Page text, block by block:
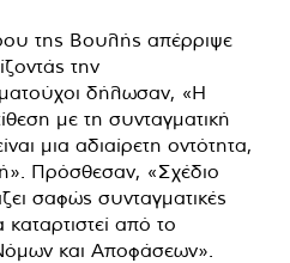
της Βουλής απέρριψε
την
δήλωσαν, «Η
με τη συνταγματική
μια αδιαίρετη οντότητα,
Πρόσθεσαν, «Σχέδιο
σαφώς συνταγματικές
από το
και Αποφάσεων».